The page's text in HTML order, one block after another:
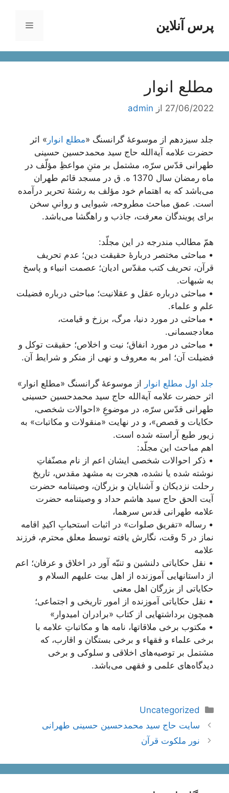
محتواپرس آنلاین فهرست
مطلع انوار
27/06/2022 از admin
جلد سیزدهم از موسوعۀ گرانسنگ «مطلع انوار » اثر
حضرت علامه آیة‌الله حاج سید محمدحسین حسینی
طهرانی قدّس سرّه، مشتمل بر متنِ مواعظِ مؤلّف در
ماه رمضان سال 1370 ه. ق در مسجد قائم طهران
می‌باشد که به اهتمام خود مؤلف به رشتۀ تحریر درآمده
است. عمق مباحث مطروحه، شیوایی و روانیِ سخن
برای پویندگان معرفت، جاذب و راهگشا می‌باشد.
همّ مطالب مندرجه در این مجلّد:
• مباحثی مختصر دربارۀ حقیقت دین؛ عدم تحریف
قرآن، تحریف کتب مقدّس ادیان؛ عصمت انبیاء و پاسخ
به شبهات.
• مباحثی درباره عقل و عقلانیت؛ مباحثی درباره فضیلت
علم و علماء.
• مباحثی در مورد دنیا، مرگ، برزخ و قیامت،
معاد‌جسمانی.
• مباحثی در مورد انفاق؛ نیت و اخلاص؛ حقیقت توکل و
فضیلت آن؛ امر به معروف و نهی از منکر و شرایط آن.
جلد اول مطلع انوار از موسوعۀ گرانسنگ «مطلع انوار»
اثر حضرت علامه آیة‌الله حاج سید محمدحسین حسینی
طهرانی قدّس سرّه، در موضوعِ «احوالات شخصی،
حکایات و قصص»، و در نهایت «منقولات و مکاتبات» به
زیور طبع آراسته شده است.
اهم مباحث این مجلّد:
• ذکر احوالات شخصی ایشان اعم از نام مصنّفاتِ
نوشته شده یا نشده، هجرت به مشهد مقدس، تاریخ
رحلت نزدیکان و آشنایان و بزرگان، وصیتنامه حضرت
آیت الحق حاج سید هاشم حداد و وصیتنامه حضرت
علامه طهرانی قدس سرهما،
• رساله «تفریق صلوات» در اثبات استحبابِ اکیدِ اقامه
نماز در 5 وقت، نگارش یافته توسط معلق محترم، فرزند
علامه
• نقل حکایاتی دلنشین و تنبّه آور در اخلاق و عرفان؛ اعم
از داستانهایی آموزنده از اهل بیت علیهم السلام و
حکایاتی از بزرگان اهل معنی
• نقل حکایاتی آموزنده از امور تاریخی و اجتماعی؛
همچون برداشتهایی از کتاب «برادران امیدوار»
• مکتوب برخی ملاقاتها، نامه ها و مکاتباتِ علامه با
برخی علماء و فقهاء و برخی بستگان و اقارب، که
مشتمل بر توصیه‌های اخلاقی و سلوکی و برخی
دیدگاه‌های علمی و فقهی می‌باشد.
دسته‌ها
Uncategorized
ناوبری
نوشته‌ها
سایت حاج سید محمدحسین حسینی طهرانی
نور ملکوت قرآن